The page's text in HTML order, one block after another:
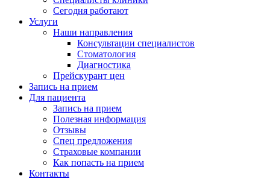
Сегодня работают
Услуги
Наши направления
Консультации специалистов
Стоматология
Диагностика
Прейскурант цен
Запись на прием
Для пациента
Запись на прием
Полезная информация
Отзывы
Спец предложения
Страховые компании
Как попасть на прием
Контакты